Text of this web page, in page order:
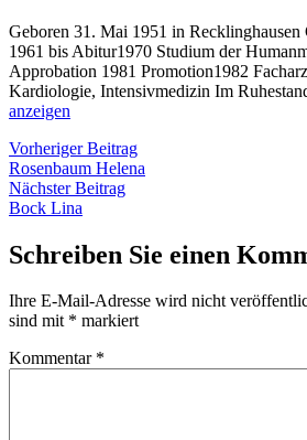
Geboren 31. Mai 1951 in Recklinghausen
1961 bis Abitur1970 Studium der
Approbation 1981 Promotion1982
Kardiologie, Intensivmedizin Im
anzeigen
Beitragsnavigation
Vorheriger BeitragVorheriger
Beitrag:
Rosenbaum Helena
Nächster BeitragNächster
Bock Lina
Schreiben Sie einen
Ihre E-Mail-Adresse wird nicht
sind mit * markiert
Kommentar *